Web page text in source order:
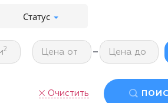
Статус
2 Цена от - Цена до
Очистить